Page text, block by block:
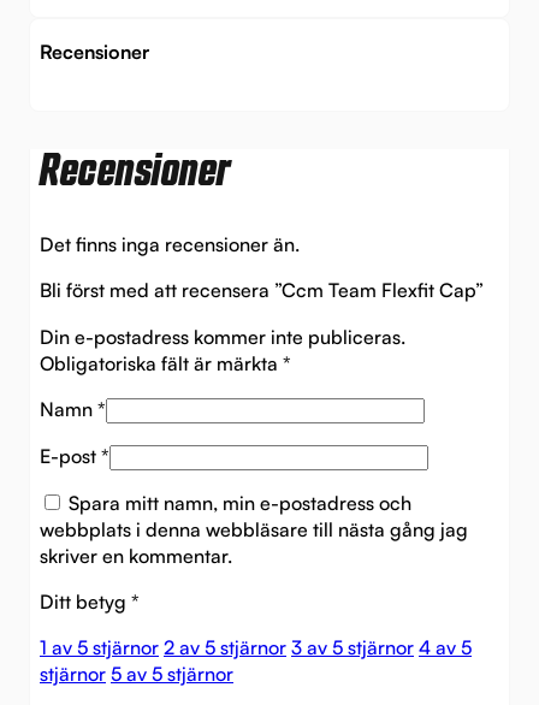
Recensioner
Recensioner
Det finns inga recensioner än.
Bli först med att recensera ”Ccm Team Flexfit Cap”
Din e-postadress kommer inte publiceras.
Obligatoriska fält är märkta *
Namn *
E-post *
Spara mitt namn, min e-postadress och
webbplats i denna webbläsare till nästa gång jag
skriver en kommentar.
Ditt betyg *
1 av 5 stjärnor 2 av 5 stjärnor 3 av 5 stjärnor 4 av 5
stjärnor 5 av 5 stjärnor